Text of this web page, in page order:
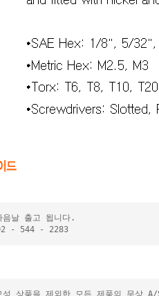
음날 출고 됩니다.
- 544 - 2283
성 상품을 제외한 모든 제품의 무상